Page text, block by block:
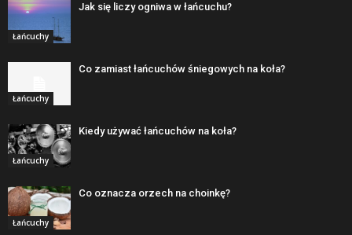
Łańcuchy
Jak się liczy ogniwa w łańcuchu?
Łańcuchy
Co zamiast łańcuchów śniegowych na koła?
Łańcuchy
Kiedy używać łańcuchów na koła?
Łańcuchy
Co oznacza orzech na choinkę?